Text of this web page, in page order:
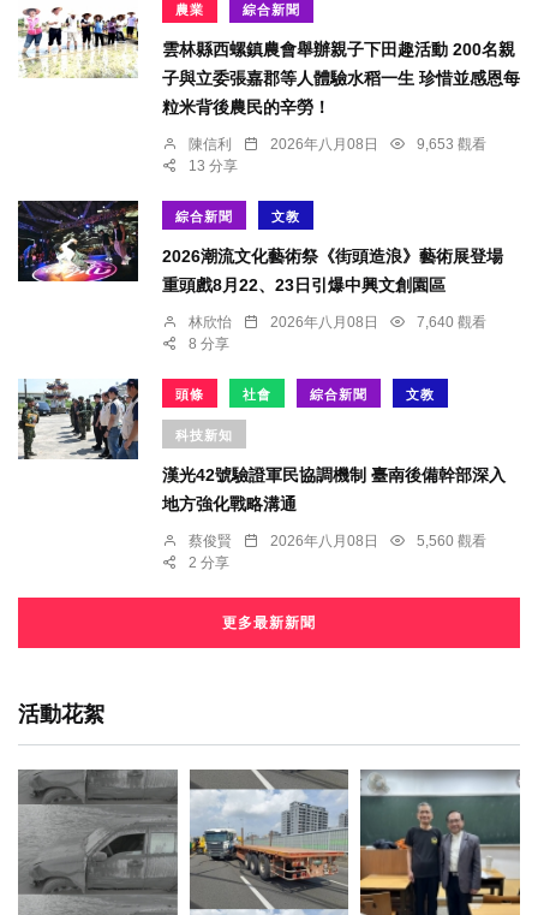
農業 綜合新聞
雲林縣西螺鎮農會舉辦親子下田趣活動 200名親
子與立委張嘉郡等人體驗水稻一生 珍惜並感恩每
粒米背後農民的辛勞！
陳信利 2026年八月08日
9,653 觀看
13 分享
綜合新聞 文教
2026潮流文化藝術祭《街頭造浪》藝術展登場
重頭戲8月22、23日引爆中興文創園區
林欣怡 2026年八月08日
7,640 觀看
8 分享
頭條 社會 綜合新聞 文教
科技新知
漢光42號驗證軍民協調機制 臺南後備幹部深入
地方強化戰略溝通
蔡俊賢 2026年八月08日
5,560 觀看
2 分享
更多最新新聞
活動花絮